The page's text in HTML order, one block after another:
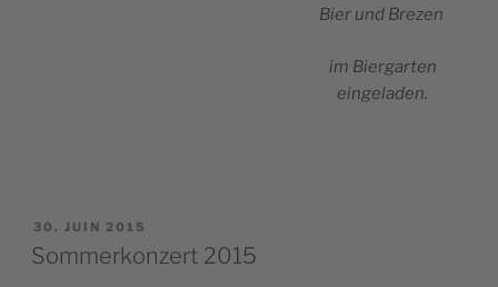
Bier und Brezen
im Bier­gar­ten
eingeladen.
PUBLIÉ
LE
30. JUIN 2015
Sommerkonzert 2015